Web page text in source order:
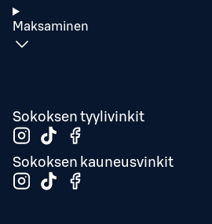
Maksaminen
Sokoksen tyylivinkit
Sokoksen kauneusvinkit